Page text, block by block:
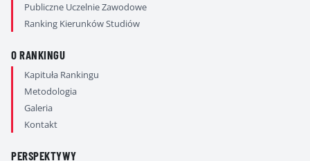
Publiczne Uczelnie Zawodowe
Ranking Kierunków Studiów
O RANKINGU
Kapituła Rankingu
Metodologia
Galeria
Kontakt
PERSPEKTYWY